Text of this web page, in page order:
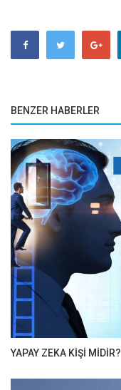
BENZER HABERLER
YAPAY ZEKA KİŞİ MİDİR?